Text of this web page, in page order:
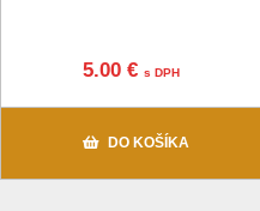
5.00 €s DPH
DO KOŠÍKA